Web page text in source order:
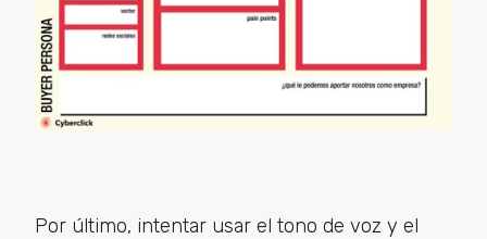
Por último, intentar usar el tono de voz y el